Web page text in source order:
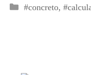
Categorias
#concreto,